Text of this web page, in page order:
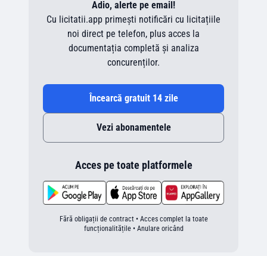
Adio, alerte pe email!
Cu licitatii.app primești notificări cu licitațiile
noi direct pe telefon, plus acces la
documentația completă și analiza
concurenților.
Încearcă gratuit 14 zile
Vezi abonamentele
Acces pe toate platformele
Fără obligații de contract • Acces complet la toate
funcționalitățile • Anulare oricând